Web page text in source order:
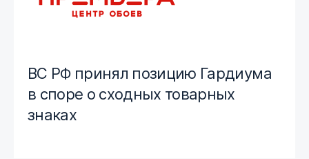
ВС РФ принял позицию Гардиума
в споре о сходных товарных
знаках